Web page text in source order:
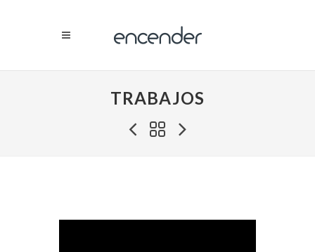
TRABAJOS